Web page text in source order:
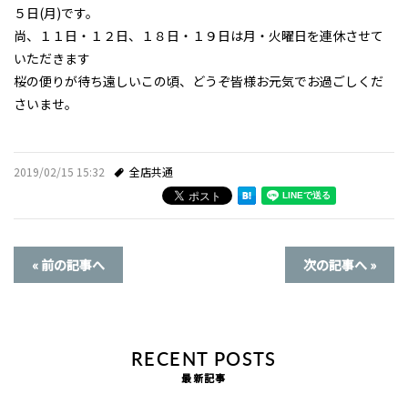
スタイリスト
採用情報
プライバシーポリシー
お問い合わせ・ご予約
スタイルギャラリー
５日(月)です。
尚、１１日・１２日、１８日・１９日は月・火曜日を連休させて
いただきます
桜の便りが待ち遠しいこの頃、どうぞ皆様お元気でお過ごしくだ
さいませ。
2019/02/15 15:32 全店共通
« 前の記事へ 次の記事へ »
RECENT POSTS
最新記事